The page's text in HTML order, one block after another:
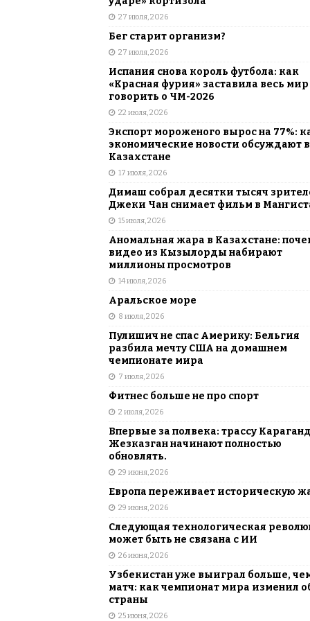
27 июля, 2026
Бег старит организм?
27 июля, 2026
Испания снова король футбола: как
«Красная фурия» заставила весь мир
говорить о ЧМ-2026
22 июля, 2026
Экспорт мороженого вырос на 77%:
экономические новости обсуждают в
Казахстане
17 июля, 2026
Димаш собрал десятки тысяч
Джеки Чан снимает фильм в
15 июля, 2026
Аномальная жара в Казахстане:
видео из Кызылорды набирают
миллионы просмотров
14 июля, 2026
Аральское море
8 июля, 2026
Пулишич не спас Америку: Бельгия
разбила мечту США на домашнем
чемпионате мира
7 июля, 2026
Фитнес больше не про спорт
2 июля, 2026
Впервые за полвека: трассу
Жезказган начинают полностью
обновлять.
29 июня, 2026
Европа переживает историческую
29 июня, 2026
Следующая технологическая
может быть не связана с ИИ
26 июня, 2026
Узбекистан уже выиграл больше,
матч: как чемпионат мира изменил
страны
25 июня, 2026